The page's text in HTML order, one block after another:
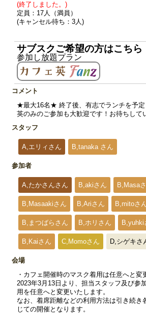
(終了しました。)
定員：17人（満員）
(キャンセル待ち：3人)
サブスクご希望の方はこちら
参加し放題プラン
コメント
★最大16名★ 終了後、有志でランチを予定
英のみのご参加も大歓迎です！お待ちして
スタッフ
A,エリィさん B,tanaka さん
参加者
A,たかさんさん B,akiさん B,Masa
B,Masaakiさん B,Ariさん B,mitoさ
B,まつばらさん B,ホリさん B,yuhki
B,Kaiさん C,Momoさん D,シゲキさ
会場
・カフェ開催時のマスク着用は任意へと変
2023年3月13日より、担当スタッフ及び参
用を任意へと変更いたします。
なお、着席距離などの利用方法は引き続き
じての開催となります。